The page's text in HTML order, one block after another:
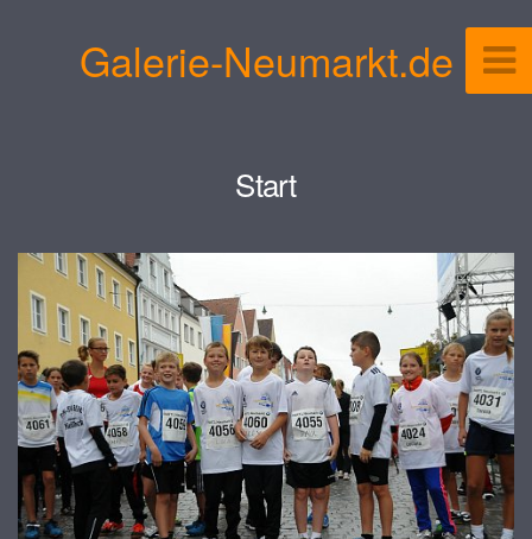
Galerie-Neumarkt.de
Start